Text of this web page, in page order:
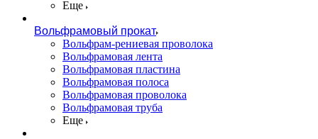
Еще
Вольфрамовый прокат
Вольфрам-рениевая проволока
Вольфрамовая лента
Вольфрамовая пластина
Вольфрамовая полоса
Вольфрамовая проволока
Вольфрамовая труба
Еще